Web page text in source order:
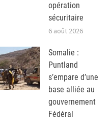
opération
sécuritaire
6 août 2026
Somalie :
Puntland
s’empare d’une
base alliée au
gouvernement
Fédéral